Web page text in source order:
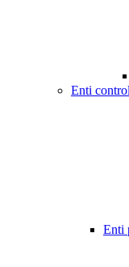
Enti
Enti